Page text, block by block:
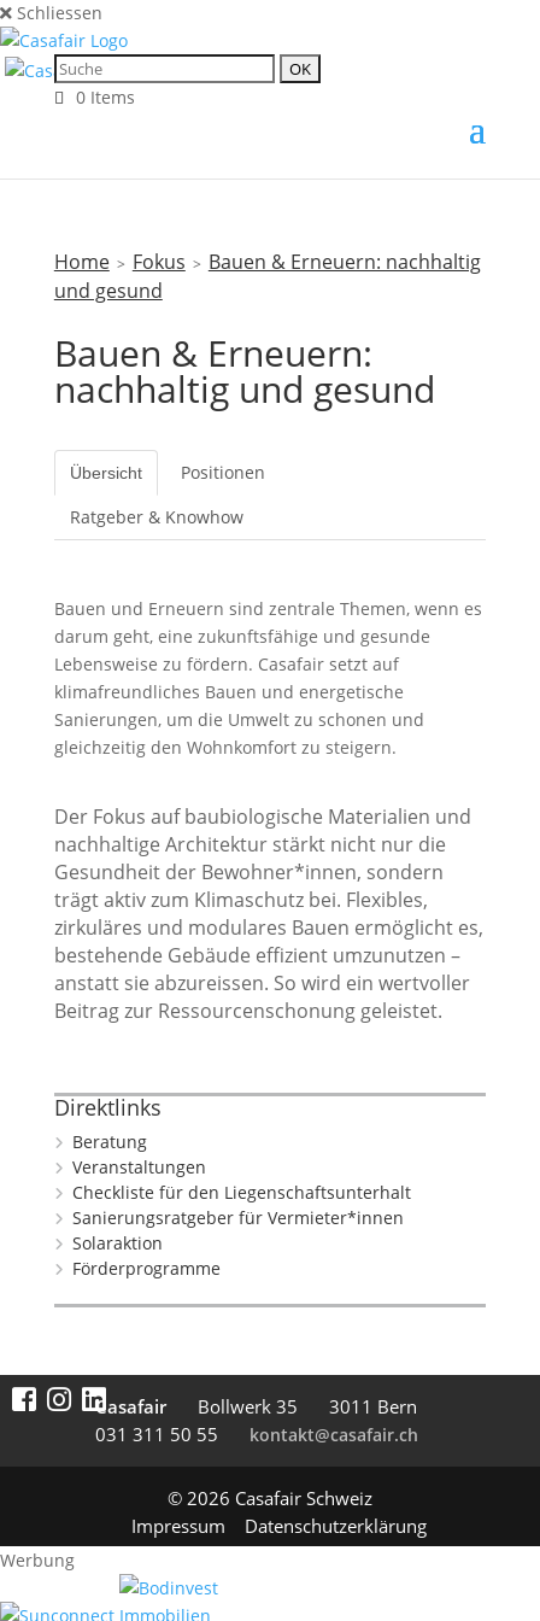
Schliessen
0 Items
Home > Fokus > Bauen & Erneuern: nachhaltig
und gesund
Bauen & Erneuern:
nachhaltig und gesund
Übersicht
Positionen
Ratgeber & Knowhow
Bauen und Erneuern sind zentrale Themen, wenn es
darum geht, eine zukunftsfähige und gesunde
Lebensweise zu fördern. Casafair setzt auf
klimafreundliches Bauen und energetische
Sanierungen, um die Umwelt zu schonen und
gleichzeitig den Wohnkomfort zu steigern.
Der Fokus auf baubiologische Materialien und
nachhaltige Architektur stärkt nicht nur die
Gesundheit der Bewohner*innen, sondern
trägt aktiv zum Klimaschutz bei. Flexibles,
zirkuläres und modulares Bauen ermöglicht es,
bestehende Gebäude effizient umzunutzen –
anstatt sie abzureissen. So wird ein wertvoller
Beitrag zur Ressourcenschonung geleistet.
Direktlinks
Beratung
Veranstaltungen
Checkliste für den Liegenschaftsunterhalt
Sanierungsratgeber für Vermieter*innen
Solaraktion
Förderprogramme
Casafair Boll­werk 35
3011 Bern
031 311 50 55
kontakt@casafair.ch
© 2026 Casafair Schweiz
Impressum
Datenschutzerklärung
Werbung